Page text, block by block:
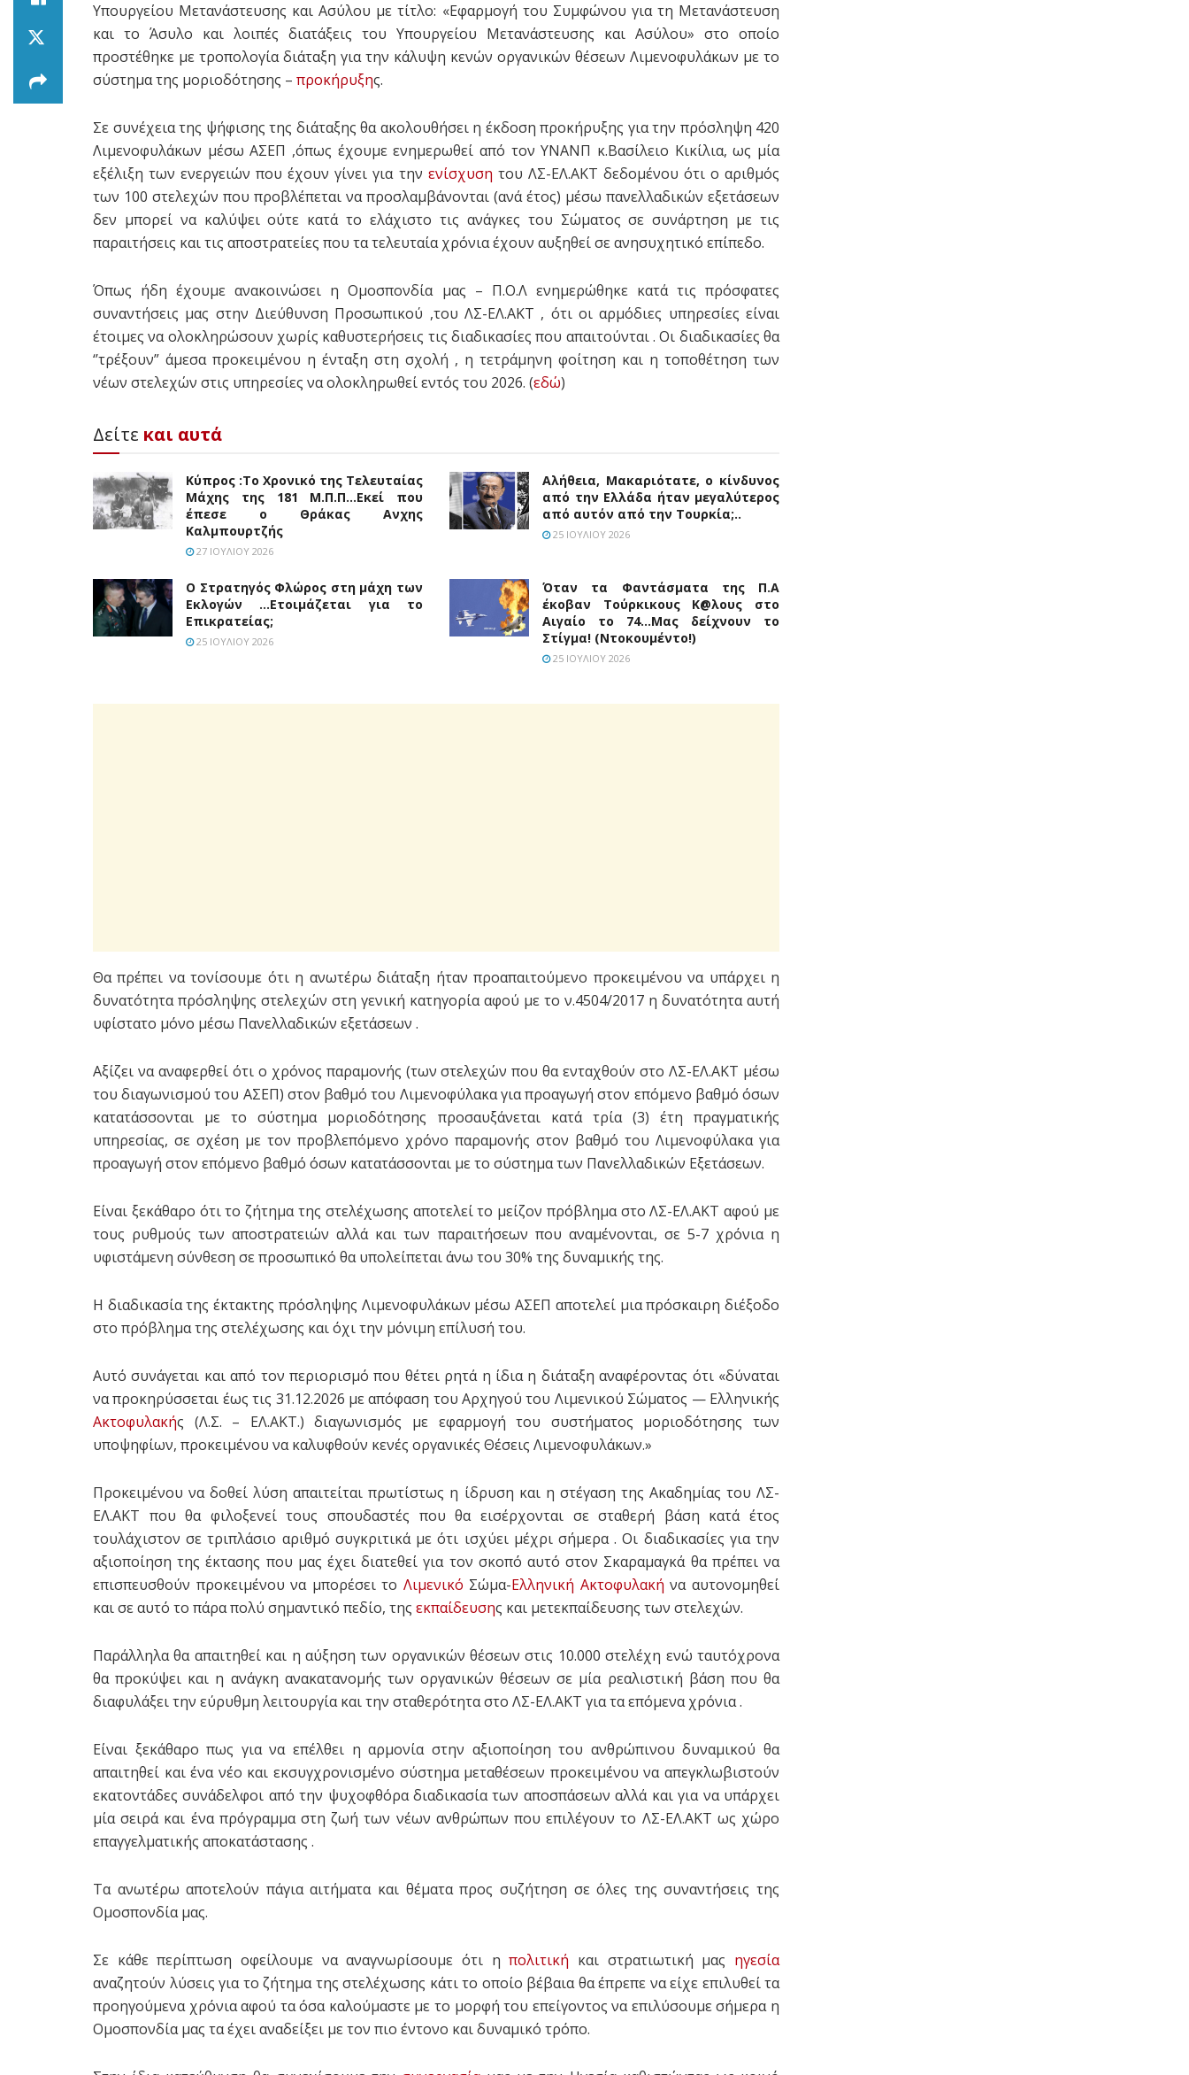
Υπουργείου Μετανάστευσης και Ασύλου με τίτλο: «Εφαρμογή του Συμφώνου για τη Μετανάστευση
και το Άσυλο και λοιπές διατάξεις του Υπουργείου Μετανάστευσης και Ασύλου» στο οποίο
προστέθηκε με τροπολογία διάταξη για την κάλυψη κενών οργανικών θέσεων Λιμενοφυλάκων με το
σύστημα της μοριοδότησης – προκήρυξης.
Σε συνέχεια της ψήφισης της διάταξης θα ακολουθήσει η έκδοση προκήρυξης για την πρόσληψη 420
Λιμενοφυλάκων μέσω ΑΣΕΠ ,όπως έχουμε ενημερωθεί από τον ΥΝΑΝΠ κ.Βασίλειο Κικίλια, ως μία
εξέλιξη των ενεργειών που έχουν γίνει για την ενίσχυση του ΛΣ-ΕΛ.ΑΚΤ δεδομένου ότι ο αριθμός
των 100 στελεχών που προβλέπεται να προσλαμβάνονται (ανά έτος) μέσω πανελλαδικών εξετάσεων
δεν μπορεί να καλύψει ούτε κατά το ελάχιστο τις ανάγκες του Σώματος σε συνάρτηση με τις
παραιτήσεις και τις αποστρατείες που τα τελευταία χρόνια έχουν αυξηθεί σε ανησυχητικό επίπεδο.
Όπως ήδη έχουμε ανακοινώσει η Ομοσπονδία μας – Π.Ο.Λ ενημερώθηκε κατά τις πρόσφατες
συναντήσεις μας στην Διεύθυνση Προσωπικού ,του ΛΣ-ΕΛ.ΑΚΤ , ότι οι αρμόδιες υπηρεσίες είναι
έτοιμες να ολοκληρώσουν χωρίς καθυστερήσεις τις διαδικασίες που απαιτούνται . Οι διαδικασίες θα
‘’τρέξουν” άμεσα προκειμένου η ένταξη στη σχολή , η τετράμηνη φοίτηση και η τοποθέτηση των
νέων στελεχών στις υπηρεσίες να ολοκληρωθεί εντός του 2026. (εδώ)
Δείτε και αυτά
Κύπρος :Το Χρονικό της Τελευταίας
Μάχης της 181 Μ.Π.Π…Εκεί που
έπεσε ο Θράκας Ανχης
Καλμπουρτζής
27 ΙΟΥΛΊΟΥ 2026
Αλήθεια, Μακαριότατε, ο κίνδυνος
από την Ελλάδα ήταν μεγαλύτερος
από αυτόν από την Τουρκία;..
25 ΙΟΥΛΊΟΥ 2026
Ο Στρατηγός Φλώρος στη μάχη των
Εκλογών …Ετοιμάζεται για το
Επικρατείας;
25 ΙΟΥΛΊΟΥ 2026
Όταν τα Φαντάσματα της Π.Α
έκοβαν Τούρκικους Κ@λους στο
Αιγαίο το 74…Μας δείχνουν το
Στίγμα! (Ντοκουμέντο!)
25 ΙΟΥΛΊΟΥ 2026
Θα πρέπει να τονίσουμε ότι η ανωτέρω διάταξη ήταν προαπαιτούμενο προκειμένου να υπάρχει η
δυνατότητα πρόσληψης στελεχών στη γενική κατηγορία αφού με το ν.4504/2017 η δυνατότητα αυτή
υφίστατο μόνο μέσω Πανελλαδικών εξετάσεων .
Αξίζει να αναφερθεί ότι ο χρόνος παραμονής (των στελεχών που θα ενταχθούν στο ΛΣ-ΕΛ.ΑΚΤ μέσω
του διαγωνισμού του ΑΣΕΠ) στον βαθμό του Λιμενοφύλακα για προαγωγή στον επόμενο βαθμό όσων
κατατάσσονται με το σύστημα μοριοδότησης προσαυξάνεται κατά τρία (3) έτη πραγματικής
υπηρεσίας, σε σχέση με τον προβλεπόμενο χρόνο παραμονής στον βαθμό του Λιμενοφύλακα για
προαγωγή στον επόμενο βαθμό όσων κατατάσσονται με το σύστημα των Πανελλαδικών Εξετάσεων.
Είναι ξεκάθαρο ότι το ζήτημα της στελέχωσης αποτελεί το μείζον πρόβλημα στο ΛΣ-ΕΛ.ΑΚΤ αφού με
τους ρυθμούς των αποστρατειών αλλά και των παραιτήσεων που αναμένονται, σε 5-7 χρόνια η
υφιστάμενη σύνθεση σε προσωπικό θα υπολείπεται άνω του 30% της δυναμικής της.
Η διαδικασία της έκτακτης πρόσληψης Λιμενοφυλάκων μέσω ΑΣΕΠ αποτελεί μια πρόσκαιρη διέξοδο
στο πρόβλημα της στελέχωσης και όχι την μόνιμη επίλυσή του.
Αυτό συνάγεται και από τον περιορισμό που θέτει ρητά η ίδια η διάταξη αναφέροντας ότι «δύναται
να προκηρύσσεται έως τις 31.12.2026 με απόφαση του Αρχηγού του Λιμενικού Σώματος — Ελληνικής
Ακτοφυλακής (Λ.Σ. – ΕΛ.ΑΚΤ.) διαγωνισμός με εφαρμογή του συστήματος μοριοδότησης των
υποψηφίων, προκειμένου να καλυφθούν κενές οργανικές Θέσεις Λιμενοφυλάκων.»
Προκειμένου να δοθεί λύση απαιτείται πρωτίστως η ίδρυση και η στέγαση της Ακαδημίας του ΛΣ-
ΕΛ.ΑΚΤ που θα φιλοξενεί τους σπουδαστές που θα εισέρχονται σε σταθερή βάση κατά έτος
τουλάχιστον σε τριπλάσιο αριθμό συγκριτικά με ότι ισχύει μέχρι σήμερα . Οι διαδικασίες για την
αξιοποίηση της έκτασης που μας έχει διατεθεί για τον σκοπό αυτό στον Σκαραμαγκά θα πρέπει να
επισπευσθούν προκειμένου να μπορέσει το Λιμενικό Σώμα-Ελληνική Ακτοφυλακή να αυτονομηθεί
και σε αυτό το πάρα πολύ σημαντικό πεδίο, της εκπαίδευσης και μετεκπαίδευσης των στελεχών.
Παράλληλα θα απαιτηθεί και η αύξηση των οργανικών θέσεων στις 10.000 στελέχη ενώ ταυτόχρονα
θα προκύψει και η ανάγκη ανακατανομής των οργανικών θέσεων σε μία ρεαλιστική βάση που θα
διαφυλάξει την εύρυθμη λειτουργία και την σταθερότητα στο ΛΣ-ΕΛ.ΑΚΤ για τα επόμενα χρόνια .
Είναι ξεκάθαρο πως για να επέλθει η αρμονία στην αξιοποίηση του ανθρώπινου δυναμικού θα
απαιτηθεί και ένα νέο και εκσυγχρονισμένο σύστημα μεταθέσεων προκειμένου να απεγκλωβιστούν
εκατοντάδες συνάδελφοι από την ψυχοφθόρα διαδικασία των αποσπάσεων αλλά και για να υπάρχει
μία σειρά και ένα πρόγραμμα στη ζωή των νέων ανθρώπων που επιλέγουν το ΛΣ-ΕΛ.ΑΚΤ ως χώρο
επαγγελματικής αποκατάστασης .
Τα ανωτέρω αποτελούν πάγια αιτήματα και θέματα προς συζήτηση σε όλες της συναντήσεις της
Ομοσπονδία μας.
Σε κάθε περίπτωση οφείλουμε να αναγνωρίσουμε ότι ηπολιτική και στρατιωτική μας ηγεσία
αναζητούν λύσεις για το ζήτημα της στελέχωσης κάτι το οποίο βέβαια θα έπρεπε να είχε επιλυθεί τα
προηγούμενα χρόνια αφού τα όσα καλούμαστε με το μορφή του επείγοντος να επιλύσουμε σήμερα η
Ομοσπονδία μας τα έχει αναδείξει με τον πιο έντονο και δυναμικό τρόπο.